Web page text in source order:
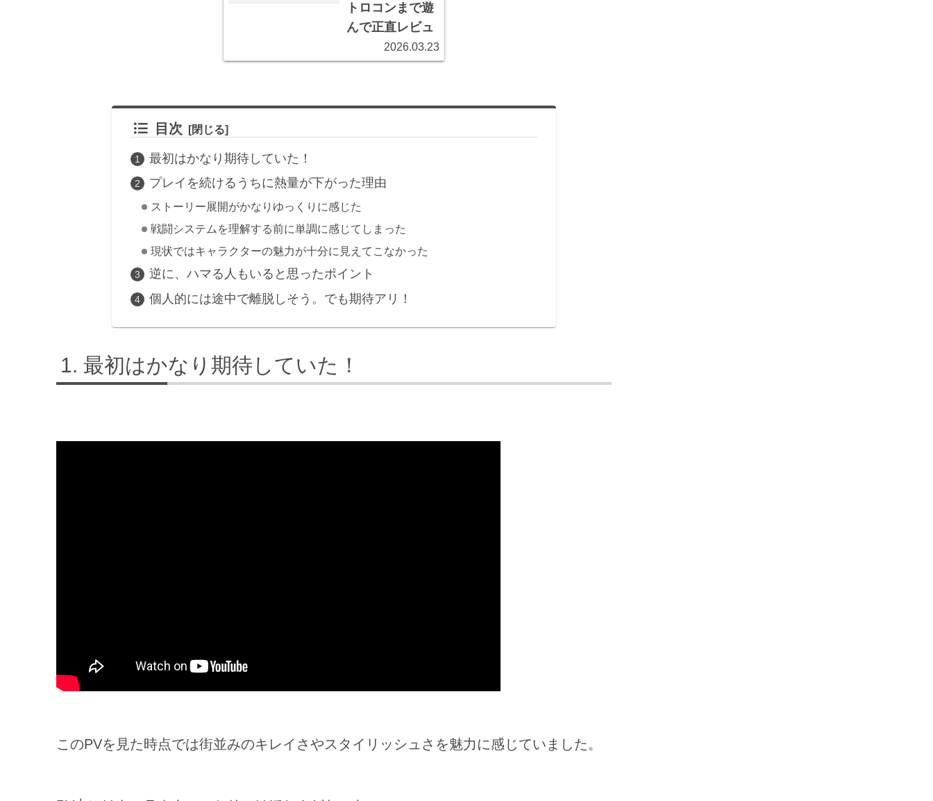
トロコンまで遊
んで正直レビュ
ト(以下：トロコ
私が
OKY...
2026.03.23
目次
最初はかなり期待していた！
プレイを続けるうちに熱量が下がった理由
ストーリー展開がかなりゆっくりに感じた
戦闘システムを理解する前に単調に感じてしまった
現状ではキャラクターの魅力が十分に見えてこなかった
逆に、ハマる人もいると思ったポイント
個人的には途中で離脱しそう。でも期待アリ！
最初はかなり期待していた！
このPVを見た時点では街並みのキレイさやスタイリッシュさを魅力に感じていました。